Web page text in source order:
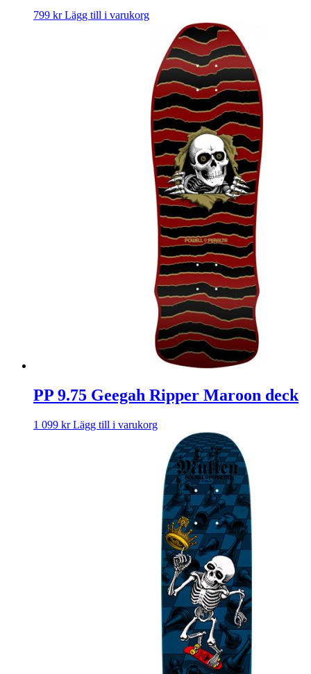
799 kr Lägg till i varukorg
PP 9.75 Geegah Ripper Maroon deck
1 099 kr Lägg till i varukorg